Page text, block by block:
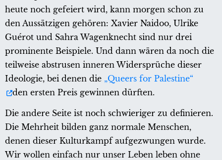
heute noch gefeiert wird, kann morgen schon zu
den Aussätzigen gehören: Xavier Naidoo, Ulrike
Guérot und Sahra Wagenknecht sind nur drei
prominente Beispiele. Und dann wären da noch die
teilweise abstrusen inneren Widersprüche dieser
Ideologie, bei denen die „Queers for Palestine“
den ersten Preis gewinnen dürften.
Die andere Seite ist noch schwieriger zu definieren.
Die Mehrheit bilden ganz normale Menschen,
denen dieser Kulturkampf aufgezwungen wurde.
Wir wollen einfach nur unser Leben leben ohne